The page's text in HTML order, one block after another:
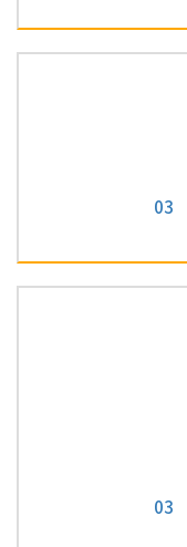
03
03